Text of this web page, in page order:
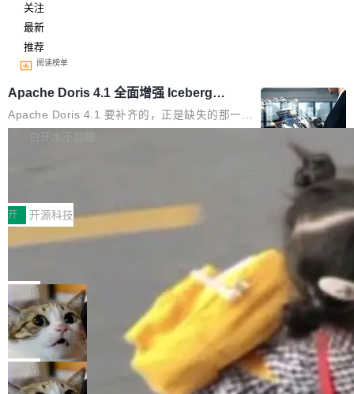
关注
最新
推荐
阅读榜单
Apache Doris 4.1 全面增强 Iceberg：
支持 UPDATE、MERGE INTO 与 Iceb
erg V3
Apache Doris 4.1 要补齐的，正是缺失的那一
半。在已有查询能力的基础上，Doris 进一步支
常维护操作，并完整支持 Iceberg V3 格式。
白开水不加糖
村国家自主创新示范区会议中心开幕。本届大会
由中关村智联软件服务业质量创新联盟主办，以
“智构可信·质创未来——AI原生时代的质量新范
式”为主题，直面AI从实验室走向规模化产业落地
的核心质量命题。会上，《2026智能研发生产力
工具选型手册》发布，Testin云测的Testin XAge
nt智能测试系统入选AI测试领域代表产品。对CI
O而言，这提示了一个转变：AI测试正在从效率
工具升级为企业的质量基础设施。 CIO面对的新
现实 过去两年，CIO们的焦虑清单上多了两项：
开 开源科技
让非法状态不可表示：一篇关于 ADT
有一种东西，一旦用过就回不去了。Alex Fedos
eev 管它叫"软件设计的基石"。 他说的东西不新
鲜——代数数据类型（ADT），尤其是和类型
（sum type）。但他说清楚了一件事：这不是类
型系统的学术体操，是日常编码的思维方式。 文
章从一个简单的例子切入。一个网站的深色主题
设置，如果用布尔值 + 可空字段来表示——bool
局
Cloudflare 开源内部企业 AI 平台 Clou
dflare OS
Cloudflare 发布了一个开源项目 Cloudflare O
S。如果你只看官方博客，你会觉得这是又一
个"AI 知识库 + 聊天机器人"——每个大厂都在
局